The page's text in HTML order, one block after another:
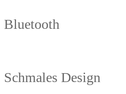
Bluetooth
Schmales Design